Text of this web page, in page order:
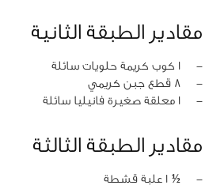
مقادير الطبقة الثانية
‏-
1 كوب كريمة حلويات سائلة
‏-
8 قطع جبن كريمي
‏-
1 معلقة صغيرة فانيليا سائلة
مقادير الطبقة الثالثة
‏-
½ 1 علبة قشطة